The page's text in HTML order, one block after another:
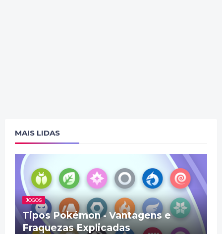
MAIS LIDAS
JOGOS
Tipos Pokémon - Vantagens e
Fraquezas Explicadas